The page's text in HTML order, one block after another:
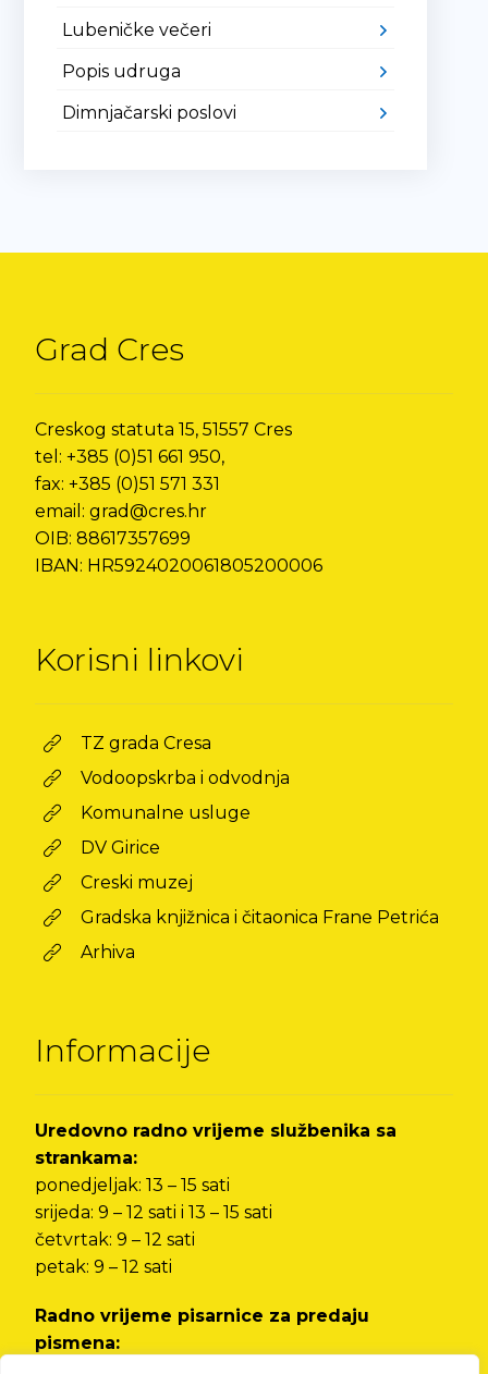
Lubeničke večeri
Popis udruga
Dimnjačarski poslovi
Grad Cres
Creskog statuta 15, 51557 Cres
tel: +385 (0)51 661 950,
fax: +385 (0)51 571 331
email: grad@cres.hr
OIB: 88617357699
IBAN: HR5924020061805200006
Korisni linkovi
TZ grada Cresa
Vodoopskrba i odvodnja
Komunalne usluge
DV Girice
Creski muzej
Gradska knjižnica i čitaonica Frane Petrića
Arhiva
Informacije
Uredovno radno vrijeme službenika sa
strankama:
ponedjeljak: 13 – 15 sati
srijeda: 9 – 12 sati i 13 – 15 sati
četvrtak: 9 – 12 sati
petak: 9 – 12 sati
Radno vrijeme pisarnice za predaju
pismena: